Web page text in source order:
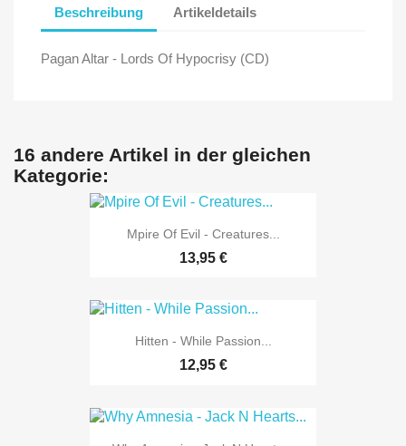
Beschreibung Artikeldetails
Pagan Altar - Lords Of Hypocrisy (CD)
16 andere Artikel in der gleichen
Kategorie:
Mpire Of Evil - Creatures...
13,95 €
Hitten - While Passion...
12,95 €